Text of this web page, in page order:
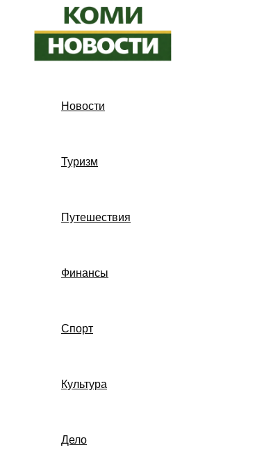
содержимому
Новости
Туризм
Путешествия
Финансы
Спорт
Культура
Дело